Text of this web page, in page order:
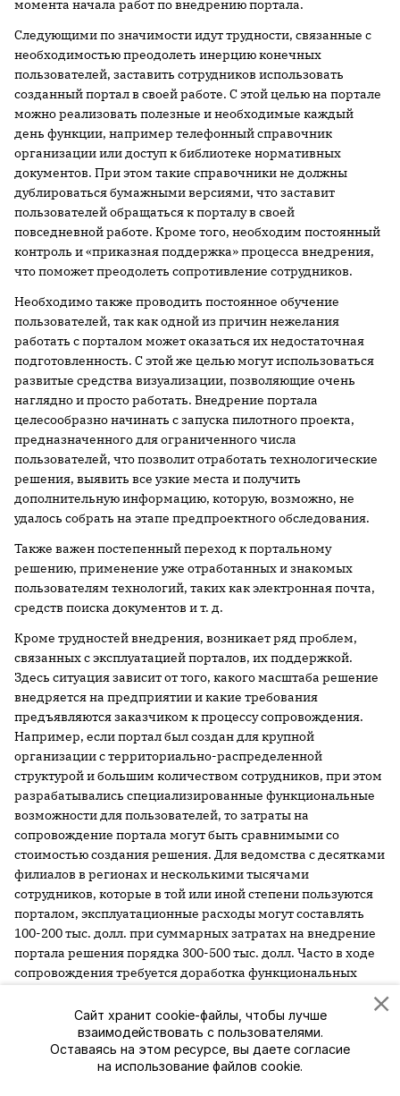
момента начала работ по внедрению портала.
Следующими по значимости идут трудности, связанные с
необходимостью преодолеть инерцию конечных
пользователей, заставить сотрудников использовать
созданный портал в своей работе. С этой целью на портале
можно реализовать полезные и необходимые каждый
день функции, например телефонный справочник
организации или доступ к библиотеке нормативных
документов. При этом такие справочники не должны
дублироваться бумажными версиями, что заставит
пользователей обращаться к порталу в своей
повседневной работе. Кроме того, необходим постоянный
контроль и «приказная поддержка» процесса внедрения,
что поможет преодолеть сопротивление сотрудников.
Необходимо также проводить постоянное обучение
пользователей, так как одной из причин нежелания
работать с порталом может оказаться их недостаточная
подготовленность. С этой же целью могут использоваться
развитые средства визуализации, позволяющие очень
наглядно и просто работать. Внедрение портала
целесообразно начинать с запуска пилотного проекта,
предназначенного для ограниченного числа
пользователей, что позволит отработать технологические
решения, выявить все узкие места и получить
дополнительную информацию, которую, возможно, не
удалось собрать на этапе предпроектного обследования.
Также важен постепенный переход к портальному
решению, применение уже отработанных и знакомых
пользователям технологий, таких как электронная почта,
средств поиска документов и т. д.
Кроме трудностей внедрения, возникает ряд проблем,
связанных с эксплуатацией порталов, их поддержкой.
Здесь ситуация зависит от того, какого масштаба решение
внедряется на предприятии и какие требования
предъявляются заказчиком к процессу сопровождения.
Например, если портал был создан для крупной
организации с территориально-распределенной
структурой и большим количеством сотрудников, при этом
разрабатывались специализированные функциональные
возможности для пользователей, то затраты на
сопровождение портала могут быть сравнимыми со
стоимостью создания решения. Для ведомства с десятками
филиалов в регионах и несколькими тысячами
сотрудников, которые в той или иной степени пользуются
порталом, эксплуатационные расходы могут составлять
100-200 тыс. долл. при суммарных затратах на внедрение
портала решения порядка 300-500 тыс. долл. Часто в ходе
сопровождения требуется доработка функциональных
дополнительное обучение, модернизация
инфраструктуры – подобные шаги также удорожают
эксплуатацию. Стремление сэкономить на эксплуатации в
таком случае, не привлекая к сопровождению компанию-
Сайт хранит cookie-файлы, чтобы лучше
взаимодействовать с пользователями.
Оставаясь на этом ресурсе, вы даете согласие
на использование файлов cookie.